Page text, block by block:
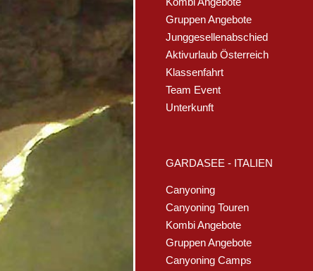
Gruppen Angebote
Junggesellenabschied
Aktivurlaub Österreich
Klassenfahrt
Team Event
Unterkunft
GARDASEE - ITALIEN
Canyoning
Canyoning Touren
Kombi Angebote
Gruppen Angebote
Canyoning Camps